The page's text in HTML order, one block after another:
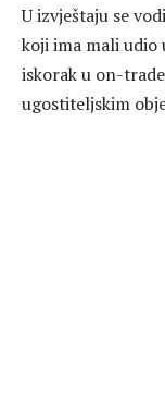
U izvještaju se
koji ima mali udio
iskorak u on-
ugostiteljskim